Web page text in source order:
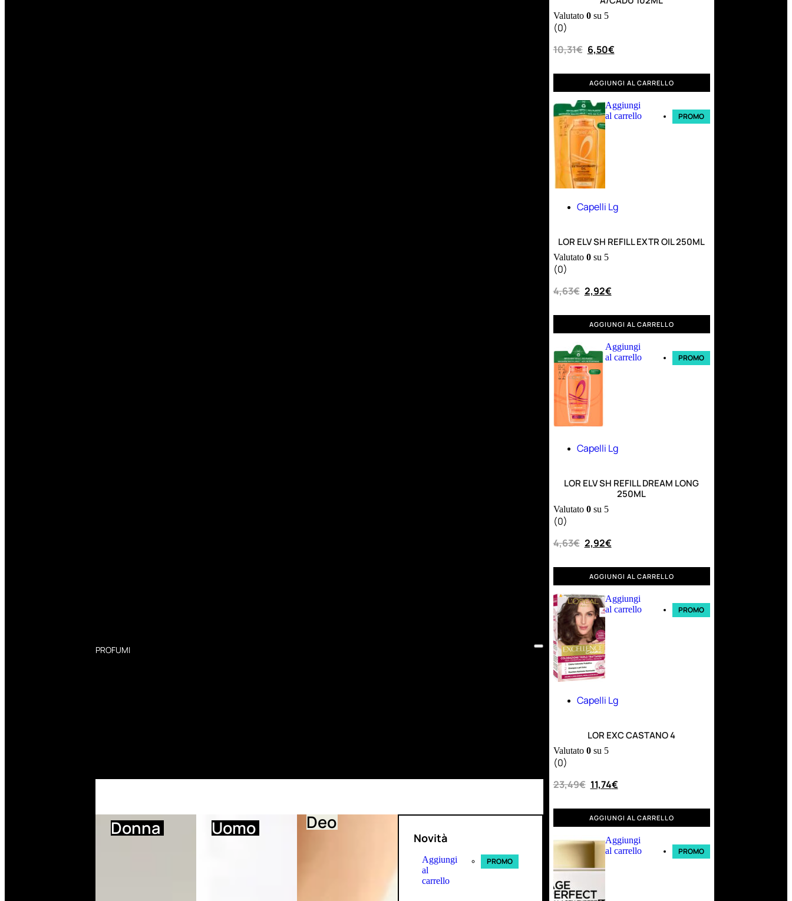
PROFUMI
Donna Uomo Deo
Novità
Aggiungi
al
carrello
PROMO
Valutato 0su 5
(0)
10,31€ 6,50€
AGGIUNGI AL CARRELLO
Aggiungi
al carrello
PROMO
Capelli Lg
LOR ELV SH REFILL EXTR OIL 250ML
Valutato 0su 5
(0)
4,63€ 2,92€
AGGIUNGI AL CARRELLO
Aggiungi
al carrello
PROMO
Capelli Lg
LOR ELV SH REFILL DREAM LONG
250ML
Valutato 0su 5
(0)
4,63€ 2,92€
AGGIUNGI AL CARRELLO
Aggiungi
al carrello
PROMO
Capelli Lg
LOR EXC CASTANO 4
Valutato 0su 5
(0)
23,49€ 11,74€
AGGIUNGI AL CARRELLO
Aggiungi
al carrello
PROMO